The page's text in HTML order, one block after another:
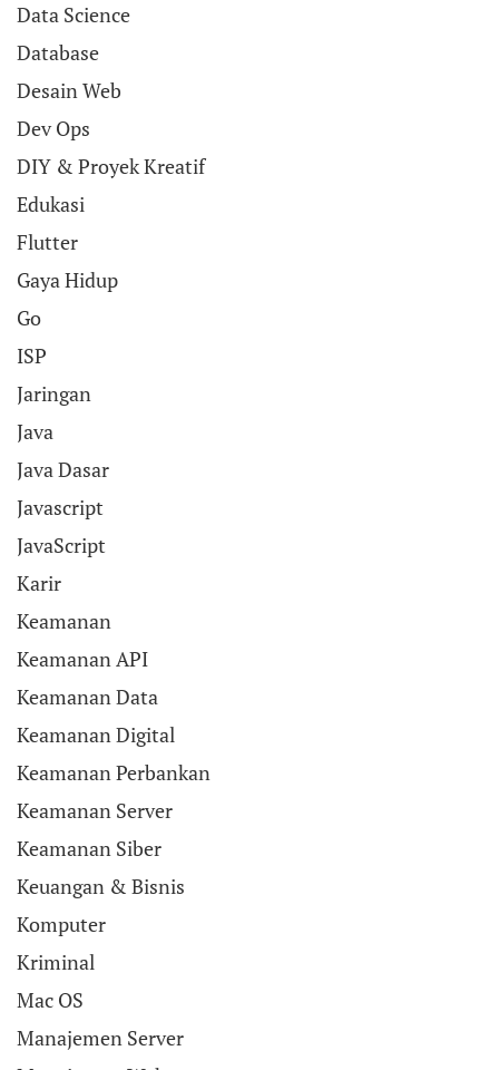
Data Science
Database
Desain Web
Dev Ops
DIY & Proyek Kreatif
Edukasi
Flutter
Gaya Hidup
Go
ISP
Jaringan
Java
Java Dasar
Javascript
JavaScript
Karir
Keamanan
Keamanan API
Keamanan Data
Keamanan Digital
Keamanan Perbankan
Keamanan Server
Keamanan Siber
Keuangan & Bisnis
Komputer
Kriminal
Mac OS
Manajemen Server